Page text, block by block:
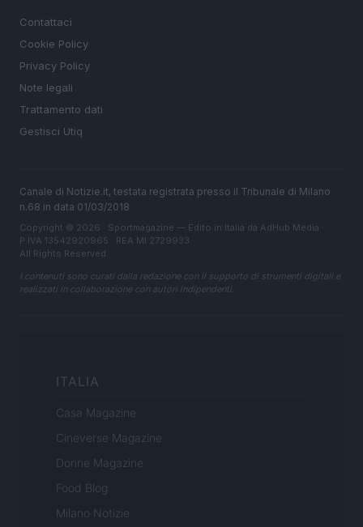
Contattaci
Cookie Policy
Privacy Policy
Note legali
Trattamento dati
Gestisci Utiq
Canale di Notizie.it, testata registrata presso il Tribunale di Milano
n.68 in data 01/03/2018
Copyright © 2026 · Sportmagazine — Edito in Italia da AdHub Media
P.IVA 13542920965 · REA MI 2729933
All Rights Reserved
I contenuti sono curati dalla redazione con il supporto di strumenti digitali e
realizzati in collaborazione con autori indipendenti.
ITALIA
Casa Magazine
Cineverse Magazine
Donne Magazine
Food Blog
Milano Notizie